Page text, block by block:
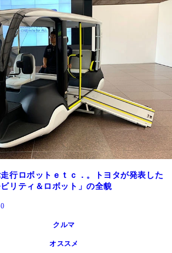
行ロボットｅｔｃ．。トヨタが発表した
ビリティ＆ロボット」の全貌
クルマ
オススメ